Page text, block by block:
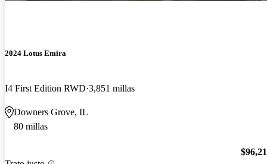
2024 Lotus Emira
I4 First Edition RWD 3,851 millas
Downers Grove, IL
80 millas